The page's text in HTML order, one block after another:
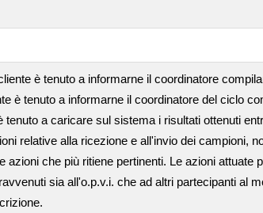
è tenuto a informarne il coordinatore
è tenuto a informarne il coordinatore del ciclo
tenuto a caricare sul sistema i risultati ottenuti
relative alla ricezione e all'invio dei campioni,
azioni che più ritiene pertinenti. Le azioni
sia all'o.p.v.i. che ad altri partecipanti al